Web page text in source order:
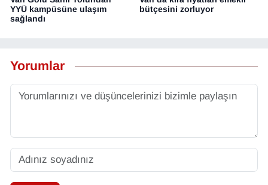
YYÜ kampüsüne ulaşım
sağlandı
bütçesini zorluyor
Yorumlar